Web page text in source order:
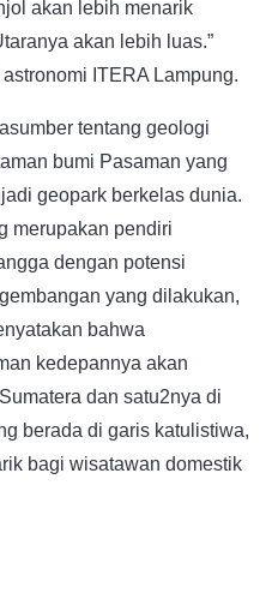
akan lebih menarik
akan lebih luas.”
ITERA Lampung.
tentang geologi
bumi Pasaman yang
geopark berkelas dunia.
merupakan pendiri
dengan potensi
yang dilakukan,
bahwa
kedepannya akan
dan satu2nya di
berada di garis katulistiwa,
bagi wisatawan domestik